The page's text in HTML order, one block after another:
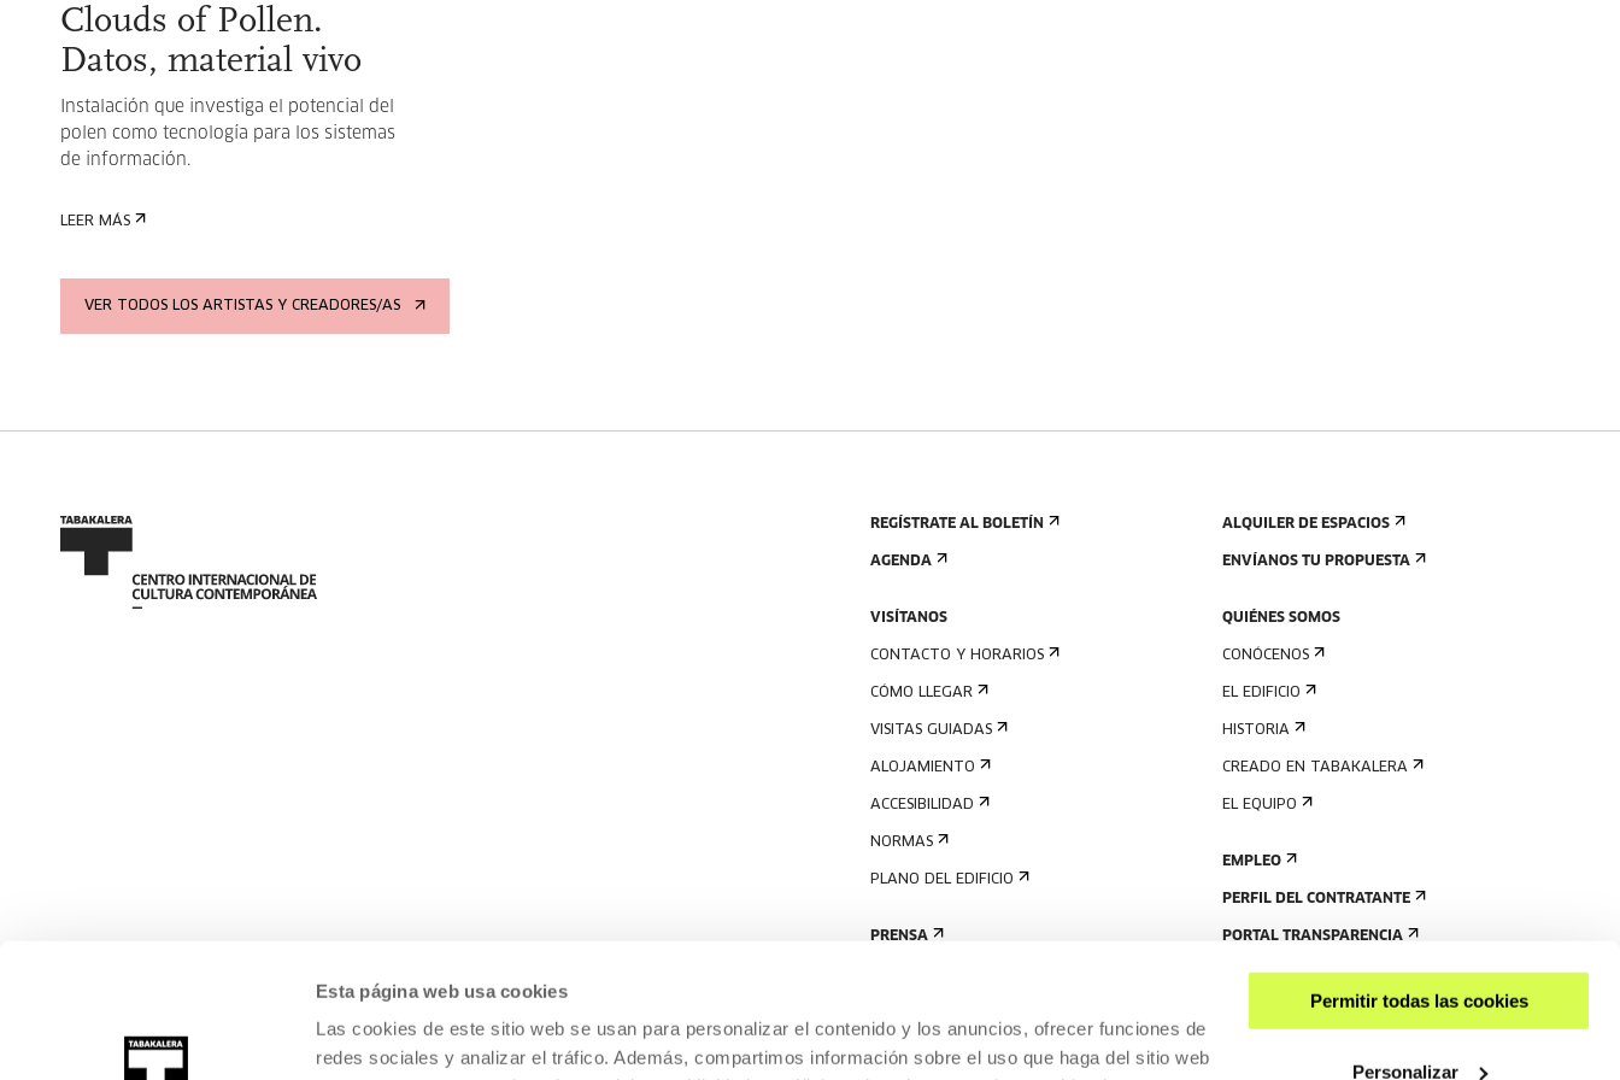
Esta página web usa cookies
Las cookies de este sitio web se usan para personalizar el contenido y los anuncios, ofrecer funciones de
redes sociales y analizar el tráfico. Además, compartimos información sobre el uso que haga del sitio web
Permitir todas las cookies
Personalizar
Clouds of Pollen.
Datos, material vivo
Instalación que investiga el potencial del
polen como tecnología para los sistemas
de información.
LEER MÁS
VER TODOS LOS ARTISTAS Y CREADORES/AS
REGÍSTRATE AL BOLETÍN
AGENDA
VISÍTANOS
CONTACTO Y HORARIOS
CÓMO LLEGAR
VISITAS GUIADAS
ALOJAMIENTO
ACCESIBILIDAD
NORMAS
PLANO DEL EDIFICIO
PRENSA
ALQUILER DE ESPACIOS
ENVÍANOS TU PROPUESTA
QUIÉNES SOMOS
CONÓCENOS
EL EDIFICIO
HISTORIA
CREADO EN TABAKALERA
EL EQUIPO
EMPLEO
PERFIL DEL CONTRATANTE
PORTAL TRANSPARENCIA